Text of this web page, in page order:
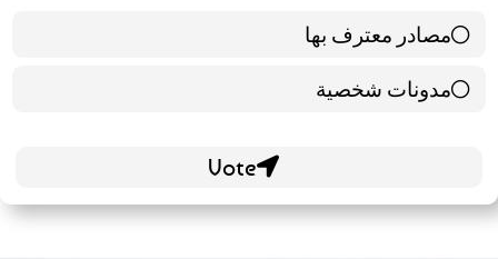
مصادر معترف بها
39 ( 65 % )
مدونات شخصية
21 ( 35 % )